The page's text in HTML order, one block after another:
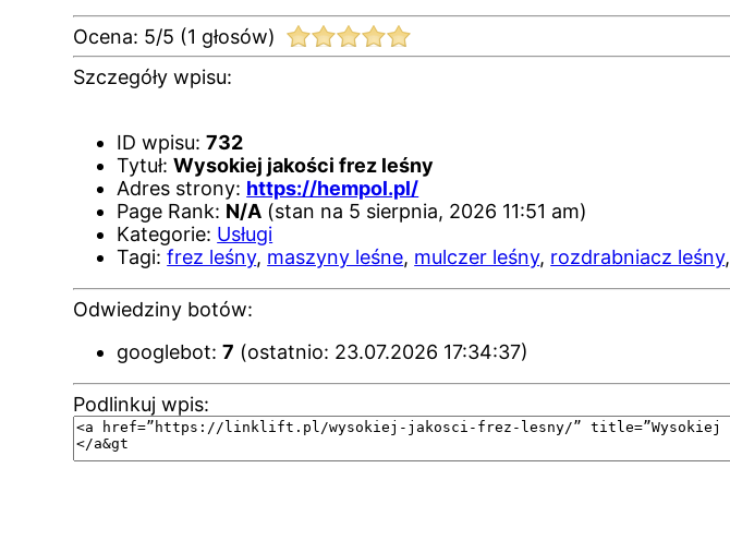
Ocena: 5/5 (1 głosów)
Szczegóły wpisu:
ID wpisu:732
Tytuł:Wysokiej jakości frez leśny
Adres strony: https://hempol.pl/
Page Rank: N/A (stan na 5 sierpnia, 2026 11:51 am)
Kategorie: Usługi
Tagi:frez leśny, maszyny leśne, mulczer leśny, rozdrabniacz leśny,
Odwiedziny botów:
googlebot:7 (ostatnio: 23.07.2026 17:34:37)
Podlinkuj wpis: